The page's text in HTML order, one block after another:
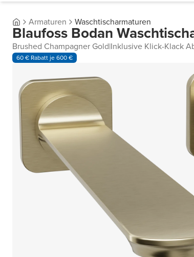
Armaturen Waschtischarmaturen
Blaufoss Bodan
Brushed Champagner Gold|Inklusive Klick-Klack
60 € Rabatt je 600 €